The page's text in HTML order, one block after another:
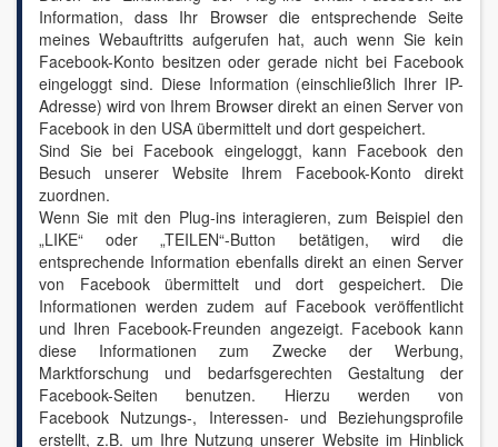
Information, dass Ihr Browser die entsprechende Seite
meines Webauftritts aufgerufen hat, auch wenn Sie kein
Facebook-Konto besitzen oder gerade nicht bei Facebook
eingeloggt sind. Diese Information (einschließlich Ihrer IP-
Adresse) wird von Ihrem Browser direkt an einen Server von
Facebook in den USA übermittelt und dort gespeichert.
Sind Sie bei Facebook eingeloggt, kann Facebook den
Besuch unserer Website Ihrem Facebook-Konto direkt
zuordnen.
Wenn Sie mit den Plug-ins interagieren, zum Beispiel den
„LIKE“ oder „TEILEN“-Button betätigen, wird die
entsprechende Information ebenfalls direkt an einen Server
von Facebook übermittelt und dort gespeichert. Die
Informationen werden zudem auf Facebook veröffentlicht
und Ihren Facebook-Freunden angezeigt. Facebook kann
diese Informationen zum Zwecke der Werbung,
Marktforschung und bedarfsgerechten Gestaltung der
Facebook-Seiten benutzen. Hierzu werden von
Facebook Nutzungs-, Interessen- und Beziehungsprofile
erstellt, z.B. um Ihre Nutzung unserer Website im Hinblick